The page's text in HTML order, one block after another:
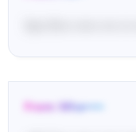
From: Wha•••••